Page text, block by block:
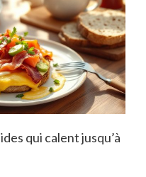
qui calent jusqu’à